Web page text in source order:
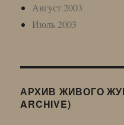
Август 2003
Июль 2003
АРХИВ ЖИВОГО
ARCHIVE)